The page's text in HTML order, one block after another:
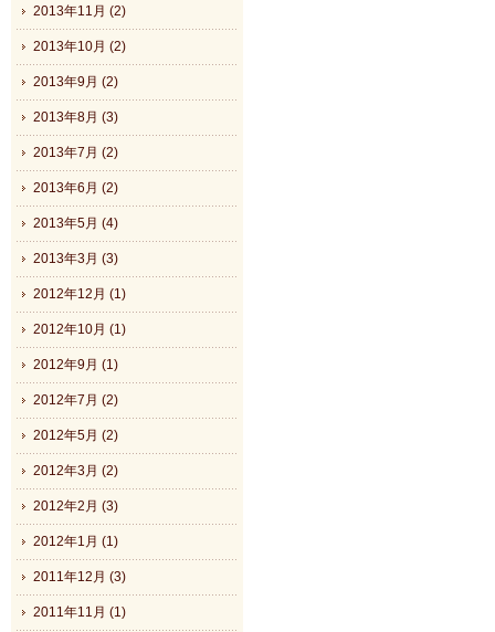
2013年11月 (2)
2013年10月 (2)
2013年9月 (2)
2013年8月 (3)
2013年7月 (2)
2013年6月 (2)
2013年5月 (4)
2013年3月 (3)
2012年12月 (1)
2012年10月 (1)
2012年9月 (1)
2012年7月 (2)
2012年5月 (2)
2012年3月 (2)
2012年2月 (3)
2012年1月 (1)
2011年12月 (3)
2011年11月 (1)